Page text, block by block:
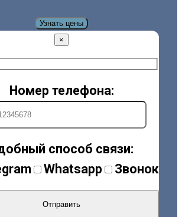
Узнать цены
×
Номер телефона:
способ связи:
Whatsapp Звонок